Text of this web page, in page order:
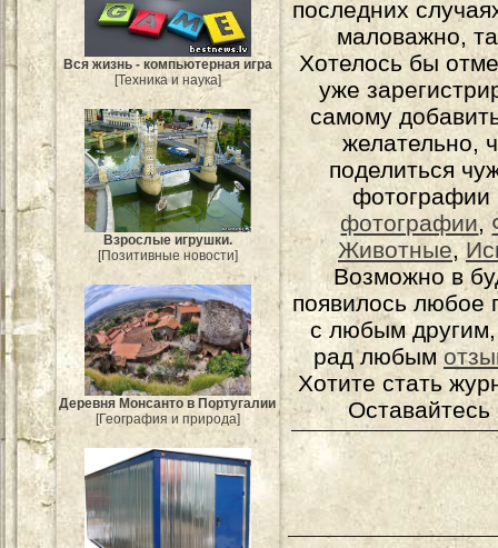
Вся жизнь - компьютерная игра
[Техника и наука]
Взрослые игрушки.
[Позитивные новости]
Деревня Монсанто в Португалии
[География и природа]
последних
маловажно,
Хотелось бы
уже
самому
желательно,
поделиться
фотографии
фотографии,
Животные,
Возможно в
появилось любое
с любым
рад любым
Хотите стать